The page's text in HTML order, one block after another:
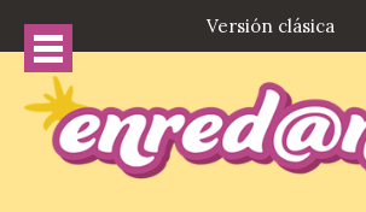
Versión clásica